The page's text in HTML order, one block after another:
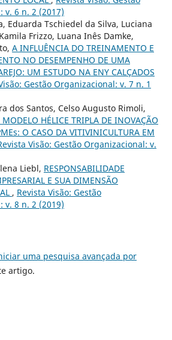
v. 6 n. 2 (2017)
Eduarda Tschiedel da Silva, Luciana
Frizzo, Luana Inês Damke,
A INFLUÊNCIA DO TREINAMENTO E
NO DESEMPENHO DE UMA
UM ESTUDO NA ENY CALÇADOS
Gestão Organizacional: v. 7 n. 1
dos Santos, Celso Augusto Rimoli,
HÉLICE TRIPLA DE INOVAÇÃO
O CASO DA VITIVINICULTURA EM
Visão: Gestão Organizacional: v.
Liebl, RESPONSABILIDADE
E SUA DIMENSÃO
, Revista Visão: Gestão
v. 8 n. 2 (2019)
uma pesquisa avançada por
artigo.